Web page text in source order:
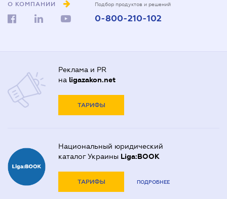
О КОМПАНИИ Подбор продуктов и решений
0-800-210-102
Реклама и PR
на ligazakon.net
ТАРИФЫ
Национальный юридический
каталог Украины Liga:BOOK
ТАРИФЫ ПОДРОБНЕЕ